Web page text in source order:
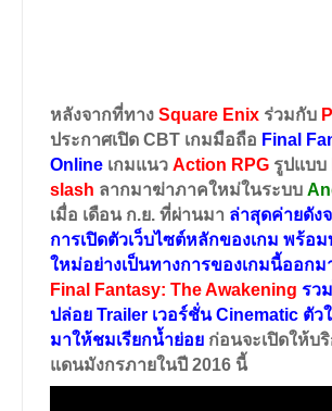
หลังจากที่ทาง Square Enix ร่วมกับ
ประกาศเปิด CBT เกมมือถือ Final
Online เกมแนว Action RPG รูปแบบ
slash ลากมาฆ่าภาคใหม่ในระบบ
เมื่อ เดือน ก.ย. ที่ผ่านมา ล่าสุดค่ายดัง
การเปิดตัวเว็บไซต์หลักของเกม พร้อม
ใหม่อย่างเป็นทางการของเกมนี้ออกม
Final Fantasy: The Awakening รว
ปล่อย Trailer เวอร์ชั่นCinematic ตัว
มาให้ชมเรียกน้ำย่อย ก่อนจะเปิดให้บ
แดนมังกรภายในปี 2016 นี้